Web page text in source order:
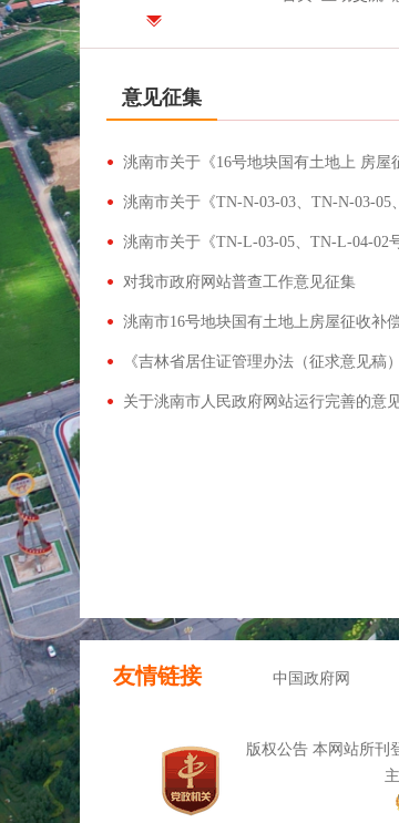
意见征集
洮南市关于《16号地块国有土地上 房屋
对我市政府网站普查工作意见征集
洮南市16号地块国有土地上房屋征收补
《吉林省居住证管理办法（征求意见稿
关于洮南市人民政府网站运行完善的意
友情链接 中国政府网
版权公告 本网站所刊